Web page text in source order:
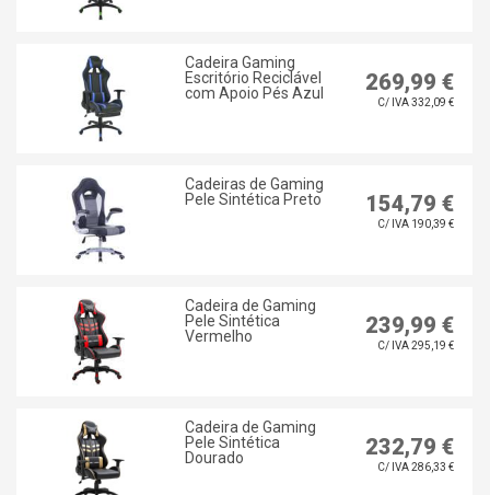
Cadeira Gaming
Escritório Reciclável
com Apoio Pés Azul
269,99 €
C/ IVA 332,09 €
Cadeiras de Gaming
Pele Sintética Preto
154,79 €
C/ IVA 190,39 €
Cadeira de Gaming
Pele Sintética
Vermelho
239,99 €
C/ IVA 295,19 €
Cadeira de Gaming
Pele Sintética
Dourado
232,79 €
C/ IVA 286,33 €